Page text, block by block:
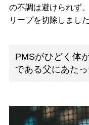
の不調は避けられず
リープを切除しました
PMSがひどく体
である父にあた